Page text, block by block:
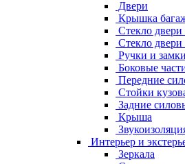
Двери
Крышка
Стекло двери
Стекло двери
Ручки и замки
Боковые
Передние
Стойки
Задние
Крыша
Интерьер и
Зеркала